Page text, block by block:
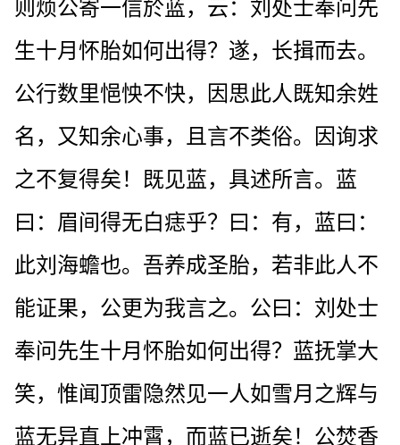
则烦公寄一信於蓝，云：刘处士奉问先
生十月怀胎如何出得？遂，长揖而去。
公行数里悒怏不快，因思此人既知余姓
名，又知余心事，且言不类俗。因询求
之不复得矣！既见蓝，具述所言。蓝
曰：眉间得无白痣乎？曰：有，蓝曰：
此刘海蟾也。吾养成圣胎，若非此人不
能证果，公更为我言之。公曰：刘处士
奉问先生十月怀胎如何出得？蓝抚掌大
笑，惟闻顶雷隐然见一人如雪月之辉与
蓝无异直上冲霄，而蓝已逝矣！公焚香